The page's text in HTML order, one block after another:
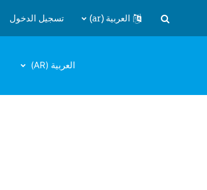
تبديل إدخال البحث
العربية ‎(ar)‎ تسجيل الدخول
العربية ‎(AR)‎